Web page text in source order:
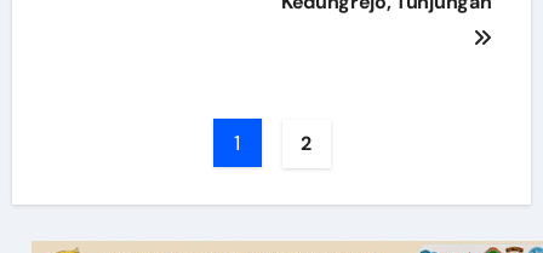
1 2